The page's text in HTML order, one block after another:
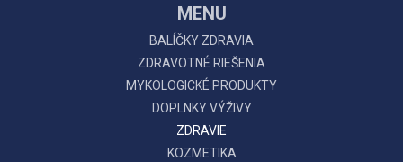
MENU
BALÍČKY ZDRAVIA
ZDRAVOTNÉ RIEŠENIA
MYKOLOGICKÉ PRODUKTY
DOPLNKY VÝŽIVY
ZDRAVIE
KOZMETIKA